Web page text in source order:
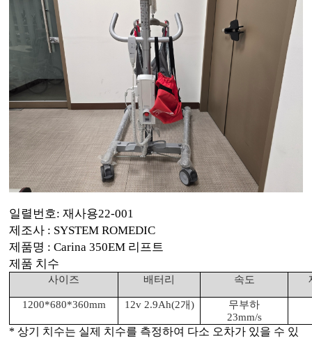
일렬번호:재사용22-001
제조사 : SYSTEM ROMEDIC
제품명 : Carina 350EM 리프트
제품 치수
사이즈 배터리 속도
1200*680*360mm 12v 2.9Ah(2개)
무부하
23mm/s
*상기 치수는 실제 치수를 측정하여 다소 오차가 있을 수 있